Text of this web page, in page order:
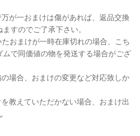
が一おまけは傷があれば、返品交換
すのでご了承下さい。
おまけが一時在庫切れの場合、こち
ムで同価値の物を発送する場合がござ
場合、おまけの変更など対応致しか
教えていただかない場合、おまけ出